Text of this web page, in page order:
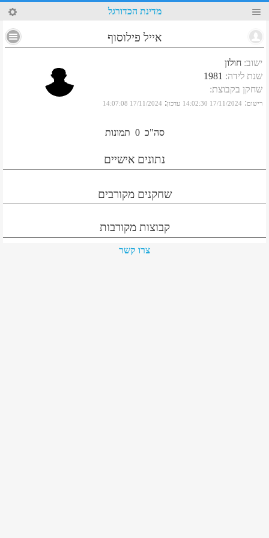
48 מדינת הכדורגל
אייל פילוסוף
ישוב: חולון
שנת לידה:
1981
שחקן בקבוצת:
רישום:
17/11/2024 14:02:30 עדכון:
17/11/2024 14:07:08
סה"כ 0 תמונות
נתונים אישיים
שחקנים מקורבים
קבוצות מקורבות
צרו קשר